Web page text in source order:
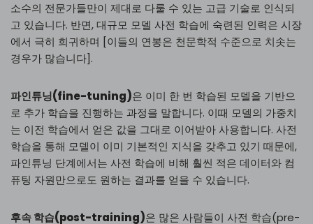
소수의 전문가들만이 제대로 다룰 수 있는 고급 기술로 인식되
고 있습니다. 반면, 대규모 모델 사전 학습에 숙련된 인력은 시장
에서 극히 희귀하며 [이들의 연봉은 천문학적 수준으로 치솟는
경우가 많습니다].
파인튜닝(fine-tuning)은 이미 한 번 학습된 모델을 기반으
로 추가 학습을 진행하는 과정을 말합니다. 이때 모델의 가중치
는 이전 학습에서 얻은 값을 그대로 이어받아 사용합니다. 사전
학습을 통해 모델이 이미 기본적인 지식을 갖추고 있기 때문에,
파인튜닝 단계에서는 사전 학습에 비해 훨씬 적은 데이터와 컴
퓨팅 자원만으로도 원하는 결과를 얻을 수 있습니다.
후속 학습(post-training)은 많은 사람들이 사전 학습(pre-